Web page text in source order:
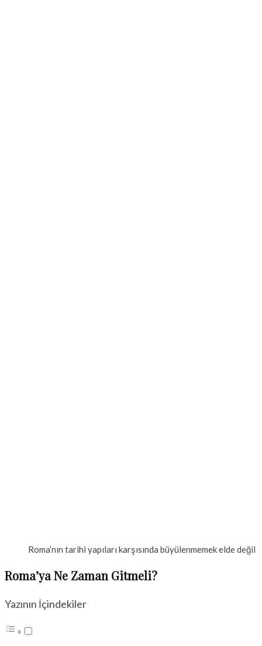
Roma’nın tarihi yapıları karşısında büyülenmemek elde değil
Roma’ya Ne Zaman Gitmeli?
Yazının İçindekiler